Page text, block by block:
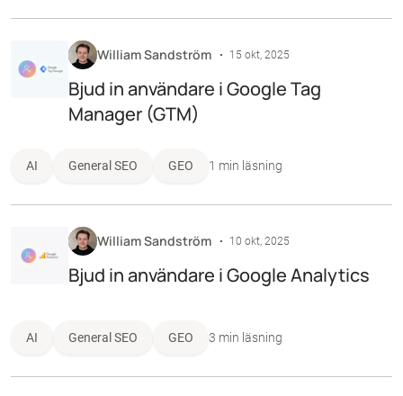
William Sandström 15 okt, 2025
Bjud in användare i Google Tag
Manager (GTM)
AI General SEO GEO 1 min läsning
William Sandström 10 okt, 2025
Bjud in användare i Google Analytics
AI General SEO GEO 3 min läsning